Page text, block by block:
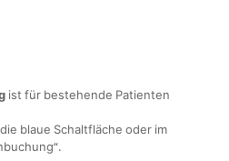
ist für bestehende Patienten
blaue Schaltfläche oder im